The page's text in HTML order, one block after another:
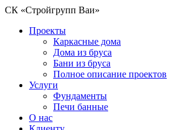
СК «Стройгрупп Ваи»
Проекты
Каркасные дома
Дома из бруса
Бани из бруса
Полное описание проектов
Услуги
Фундаменты
Печи банные
О нас